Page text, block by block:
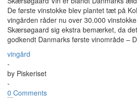
De første vinstokke blev plantet tæt på
vingården råder nu over 30.000
Skærsøgaard sig ekstra bemærket, da
godkendt Danmarks første vinområde –
vingård
-
by Piskeriset
-
0 Comments